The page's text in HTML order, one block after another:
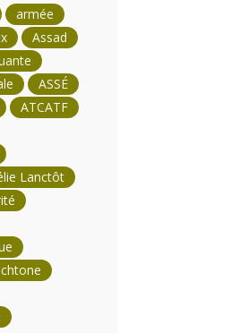
armée
Assad
ASSÉ
ATCATF
Lanctôt